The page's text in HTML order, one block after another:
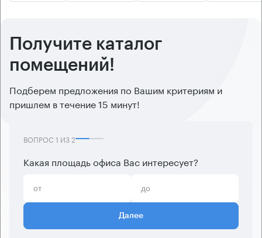
Получите каталог
помещений!
Подберем предложения по Вашим критериям и
пришлем в течение 15 минут!
ВОПРОС 1 ИЗ2
Какая площадь офиса Вас интересует?
Далее